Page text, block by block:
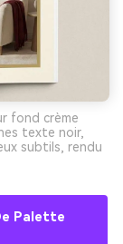
fond crème
texte noir,
subtils, rendu
Palette